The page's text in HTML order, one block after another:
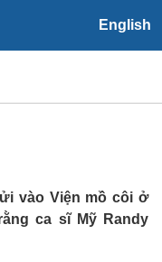
English
thời tiết
vào Viện mồ côi ở
ca sĩ Mỹ Randy